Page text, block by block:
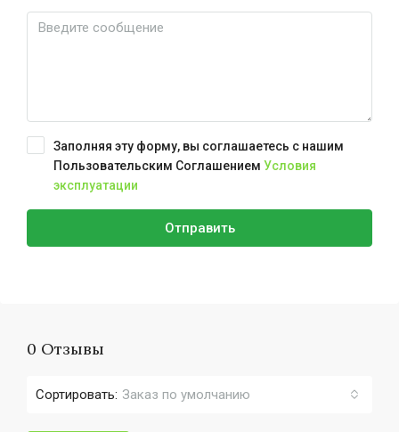
Заполняя эту форму, вы соглашаетесь с нашим
Пользовательским Соглашением Условия
эксплуатации
Отправить
0 Отзывы
Сортировать: Заказ по умолчанию